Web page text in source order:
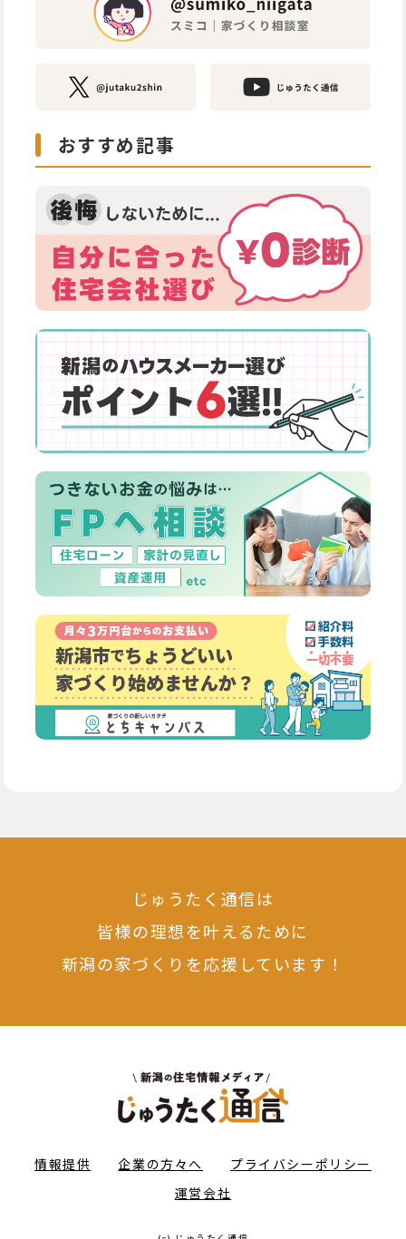
おすすめ記事
じゅうたく通信は
皆様の理想を叶えるために
新潟の家づくりを応援しています！
情報提供 企業の方々へ
プライバシーポリシー
運営会社